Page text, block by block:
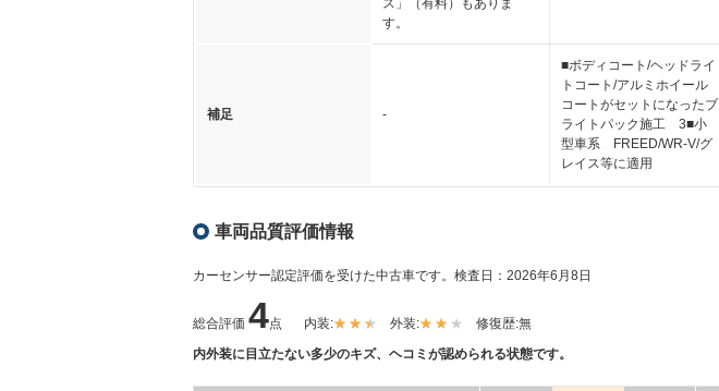
ス」（有料）もありま
す。
補足 -
■ボディコート/ヘッドライ
トコート/アルミホイール
コートがセットになったブ
ライトパック施工 3■小
型車系 FREED/WR-V/グ
レイス等に適用
車両品質評価情報
カーセンサー認定評価を受けた中古車です。 検査日：2026年6月8日
総合評価 4点 内装: 外装: 修復歴:無
内外装に目立たない多少のキズ、ヘコミが認められる状態です。